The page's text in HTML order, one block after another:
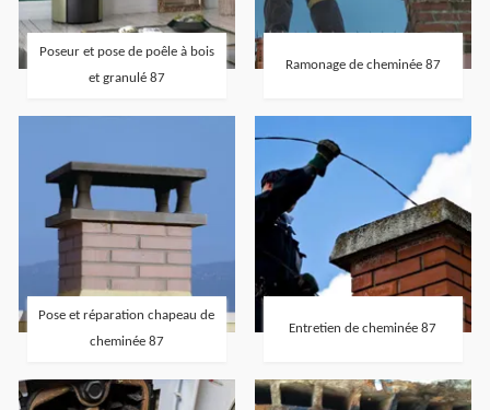
Poseur et pose de poêle à bois
et granulé 87
Ramonage de cheminée 87
Pose et réparation chapeau de
cheminée 87
Entretien de cheminée 87